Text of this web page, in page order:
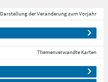
Darstellung der Veränderung zum Vorjahr
Themenverwandte Karten